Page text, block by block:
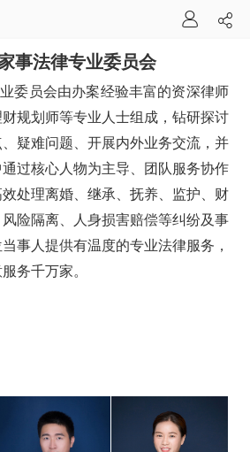
事法律专业委员会
委员会由办案经验丰富的资深律师
规划师等专业人士组成，钻研探讨
疑难问题、开展内外业务交流，并
过核心人物为主导、团队服务协作
处理离婚、继承、抚养、监护、财
险隔离、人身损害赔偿等纠纷及事
事人提供有温度的专业法律服务，
务千万家。